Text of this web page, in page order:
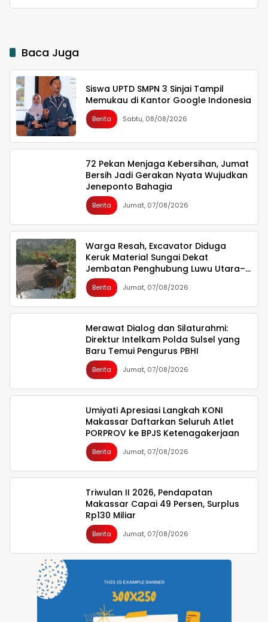
Baca Juga
Siswa UPTD SMPN 3 Sinjai Tampil
Memukau di Kantor Google Indonesia
Berita Sabtu, 08/08/2026
72 Pekan Menjaga Kebersihan, Jumat
Bersih Jadi Gerakan Nyata Wujudkan
Jeneponto Bahagia
Berita Jumat, 07/08/2026
Warga Resah, Excavator Diduga
Keruk Material Sungai Dekat
Jembatan Penghubung Luwu Utara–
Luwu Timur
Berita Jumat, 07/08/2026
Merawat Dialog dan Silaturahmi:
Direktur Intelkam Polda Sulsel yang
Baru Temui Pengurus PBHI
Berita Jumat, 07/08/2026
Umiyati Apresiasi Langkah KONI
Makassar Daftarkan Seluruh Atlet
PORPROV ke BPJS Ketenagakerjaan
Berita Jumat, 07/08/2026
Triwulan II 2026, Pendapatan
Makassar Capai 49 Persen, Surplus
Rp130 Miliar
Berita Jumat, 07/08/2026